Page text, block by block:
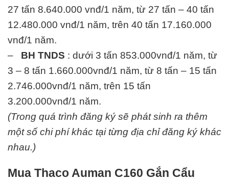
27 tấn 8.640.000 vnđ/1 năm, từ 27 tấn – 40 tấn
12.480.000 vnđ/1 năm, trên 40 tấn 17.160.000
vnđ/1 năm.
– BH TNDS : dưới 3 tấn 853.000vnđ/1 năm, từ
3 – 8 tấn 1.660.000vnđ/1 năm, từ 8 tấn – 15 tấn
2.746.000vnđ/1 năm, trên 15 tấn
3.200.000vnđ/1 năm.
(Trong quá trình đăng ký sẽ phát sinh ra thêm
một số chi phí khác tại từng địa chỉ đăng ký khác
nhau.)
Mua Thaco Auman C160 Gắn Cẩu